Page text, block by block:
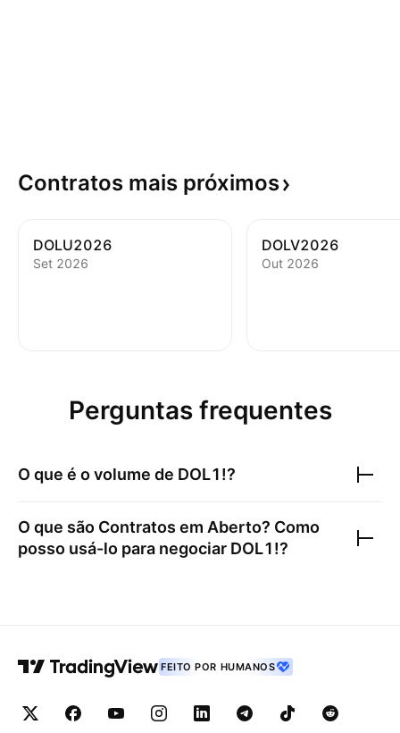
Contratos mais próximos
DOLU2026
Set 2026
DOLV2026
Оut 2026
Perguntas frequentes
O que é o volume de DOL1!?
O que são Contratos em Aberto? Como
posso usá-lo para negociar DOL1!?
FEITO POR HUMANOS